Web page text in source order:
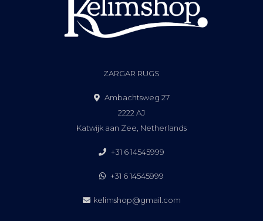
ZARGAR RUGS
Ambachtsweg 27
2222 AJ
Katwijk aan Zee, Netherlands
+31 6 14545999
+31 6 14545999
kelimshop@gmail.com